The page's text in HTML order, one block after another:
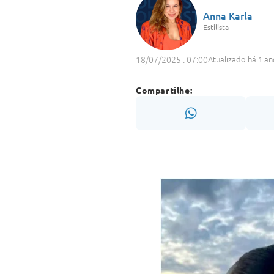
Anna Karla
Estilista
18/07/2025 . 07:00Atualizado há 1
Compartilhe: